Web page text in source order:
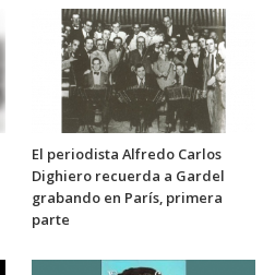
El periodista Alfredo Carlos
Dighiero recuerda a Gardel
grabando en París, primera
parte